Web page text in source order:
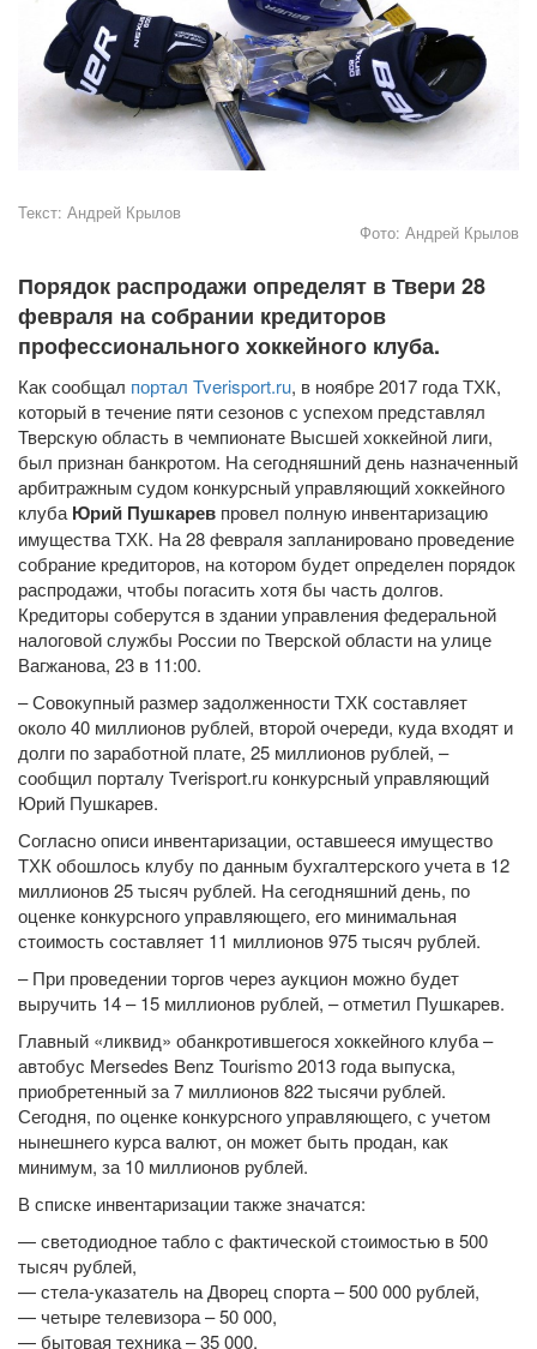
Текст: Андрей Крылов
Фото: Андрей Крылов
Порядок распродажи определят в Твери 28
февраля на собрании кредиторов
профессионального хоккейного клуба.
Как сообщал портал Tverisport.ru, в ноябре 2017 года ТХК,
который в течение пяти сезонов с успехом представлял
Тверскую область в чемпионате Высшей хоккейной лиги,
был признан банкротом. На сегодняшний день назначенный
арбитражным судом конкурсный управляющий хоккейного
клуба Юрий Пушкарев провел полную инвентаризацию
имущества ТХК. На 28 февраля запланировано проведение
собрание кредиторов, на котором будет определен порядок
распродажи, чтобы погасить хотя бы часть долгов.
Кредиторы соберутся в здании управления федеральной
налоговой службы России по Тверской области на улице
Вагжанова, 23 в 11:00.
– Совокупный размер задолженности ТХК составляет
около 40 миллионов рублей, второй очереди, куда входят и
долги по заработной плате, 25 миллионов рублей, –
сообщил порталу Tverisport.ru конкурсный управляющий
Юрий Пушкарев.
Согласно описи инвентаризации, оставшееся имущество
ТХК обошлось клубу по данным бухгалтерского учета в 12
миллионов 25 тысяч рублей. На сегодняшний день, по
оценке конкурсного управляющего, его минимальная
стоимость составляет 11 миллионов 975 тысяч рублей.
– При проведении торгов через аукцион можно будет
выручить 14 – 15 миллионов рублей, – отметил Пушкарев.
Главный «ликвид» обанкротившегося хоккейного клуба –
автобус Mersedes Benz Tourismo 2013 года выпуска,
приобретенный за 7 миллионов 822 тысячи рублей.
Сегодня, по оценке конкурсного управляющего, с учетом
нынешнего курса валют, он может быть продан, как
минимум, за 10 миллионов рублей.
В списке инвентаризации также значатся:
— светодиодное табло с фактической стоимостью в 500
тысяч рублей,
— стела-указатель на Дворец спорта – 500 000 рублей,
— четыре телевизора – 50 000,
— бытовая техника – 35 000,